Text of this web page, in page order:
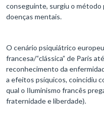
conseguinte, surgiu o método
doenças mentais.
O cenário psiquiátrico
francesa/“clássica” de Paris
reconhecimento da
a efeitos psíquicos, coincidiu
qual o Iluminismo francês
fraternidade e liberdade).